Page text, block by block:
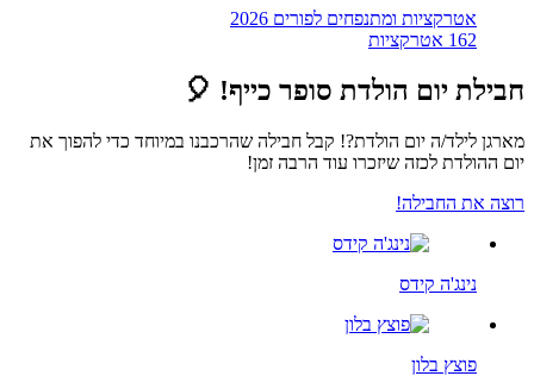
אטרקציות ומתנפחים לפורים 2026
162 אטרקציות
יום הולדת סופר כייף! 🎈
לילד/ה יום הולדת?! קבל חבילה שהרכבנו במיוחד כדי להפוך את
ההולדת לכזה שיזכרו עוד הרבה זמן!
את החבילה!
נינג'ה קידס
פוצץ בלון